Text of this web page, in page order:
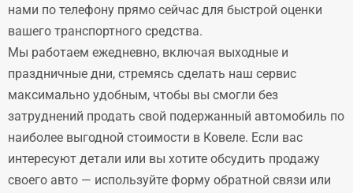
нами по телефону прямо сейчас для быстрой оценки
вашего транспортного средства.
Мы работаем ежедневно, включая выходные и
праздничные дни, стремясь сделать наш сервис
максимально удобным, чтобы вы смогли без
затруднений продать свой подержанный автомобиль по
наиболее выгодной стоимости в Ковеле. Если вас
интересуют детали или вы хотите обсудить продажу
своего авто — используйте форму обратной связи или